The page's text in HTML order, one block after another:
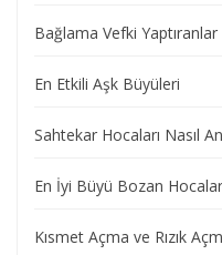
Bağlama Vefki Yaptıranlar
En Etkili Aşk Büyüleri
Sahtekar Hocaları Nasıl
En İyi Büyü Bozan
Kısmet Açma ve Rızık